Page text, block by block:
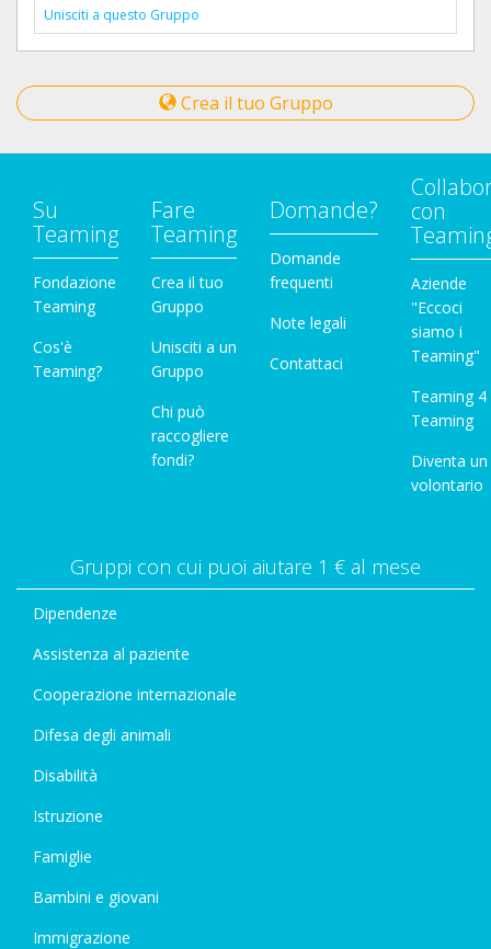
Unisciti a questo Gruppo
Crea il tuo Gruppo
Su
Teaming
Fondazione
Teaming
Cos'è
Teaming?
Fare
Teaming
Crea il tuo
Gruppo
Unisciti a un
Gruppo
Chi può
raccogliere
fondi?
Domande?
Domande
frequenti
Note legali
Contattaci
con
Aziende
"Eccoci
siamo i
Teaming"
Teaming 4
Teaming
Diventa un
volontario
Gruppi con cui puoi aiutare 1 € al mese
Dipendenze
Assistenza al paziente
Cooperazione internazionale
Difesa degli animali
Disabilità
Istruzione
Famiglie
Bambini e giovani
Immigrazione